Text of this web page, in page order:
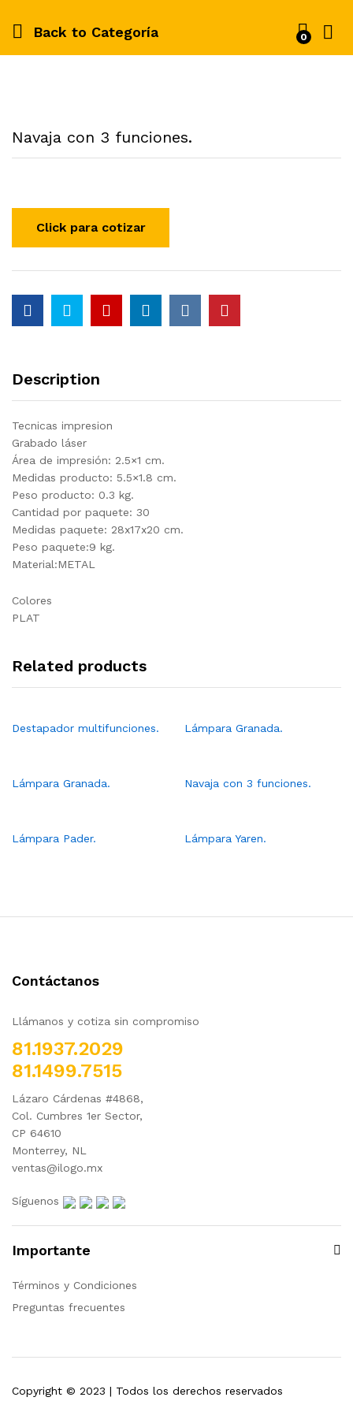
Back to Categoría 0
Navaja con 3 funciones.
Description
Tecnicas impresion
Grabado láser
Área de impresión: 2.5×1 cm.
Medidas producto: 5.5×1.8 cm.
Peso producto: 0.3 kg.
Cantidad por paquete: 30
Medidas paquete: 28x17x20 cm.
Peso paquete:9 kg.
Material:METAL
Colores
PLAT
Related products
Destapador multifunciones. Lámpara Granada.
Lámpara Granada. Navaja con 3 funciones.
Lámpara Pader. Lámpara Yaren.
Contáctanos
Llámanos y cotiza sin compromiso
81.1937.2029
81.1499.7515
Lázaro Cárdenas #4868,
Col. Cumbres 1er Sector,
CP 64610
Monterrey, NL
ventas@ilogo.mx
Síguenos
Importante
Términos y Condiciones
Preguntas frecuentes
Copyright © 2023 | Todos los derechos reservados